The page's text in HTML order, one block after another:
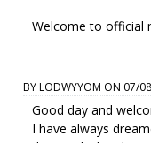
Welcome to official
BYLODWYYOM ON 07/
Good day and
I have always